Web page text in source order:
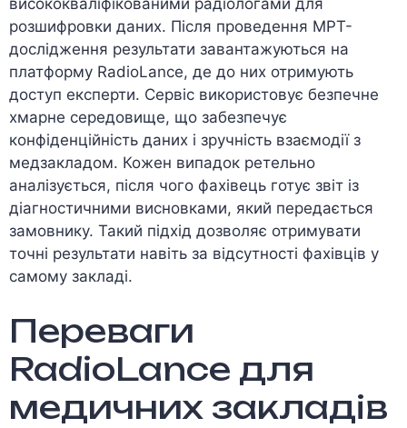
висококваліфікованими радіологами для
розшифровки даних. Після проведення МРТ-
дослідження результати завантажуються на
платформу RadioLance, де до них отримують
доступ експерти. Сервіс використовує безпечне
хмарне середовище, що забезпечує
конфіденційність даних і зручність взаємодії з
медзакладом. Кожен випадок ретельно
аналізується, після чого фахівець готує звіт із
діагностичними висновками, який передається
замовнику. Такий підхід дозволяє отримувати
точні результати навіть за відсутності фахівців у
самому закладі.
Переваги
RadioLance для
медичних закладів